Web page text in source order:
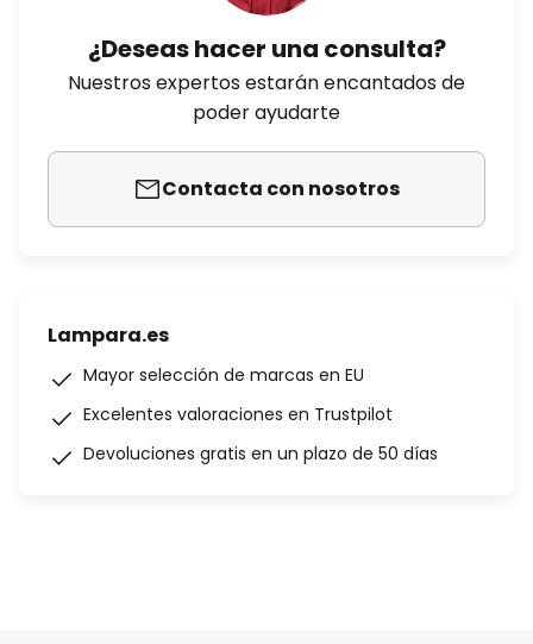
¿Deseas hacer una consulta?
Nuestros expertos estarán encantados de
poder ayudarte
Contacta con nosotros
Lampara.es
Mayor selección de marcas en EU
Excelentes valoraciones en Trustpilot
Devoluciones gratis en un plazo de 50 días